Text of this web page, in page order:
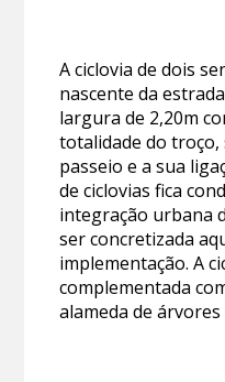
A ciclovia de dois
nascente da
largura de 2,20m
totalidade do troço,
passeio e a sua
de ciclovias fica
integração urbana
ser concretizada
implementação. A
complementada
alameda de